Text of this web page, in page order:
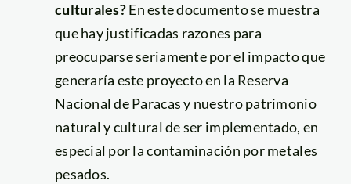
culturales?En este documento se muestra
que hay justificadas razones para
preocuparse seriamente por el impacto que
generaría este proyecto en la Reserva
Nacional de Paracas y nuestro patrimonio
natural y cultural de ser implementado, en
especial por la contaminación por metales
pesados.